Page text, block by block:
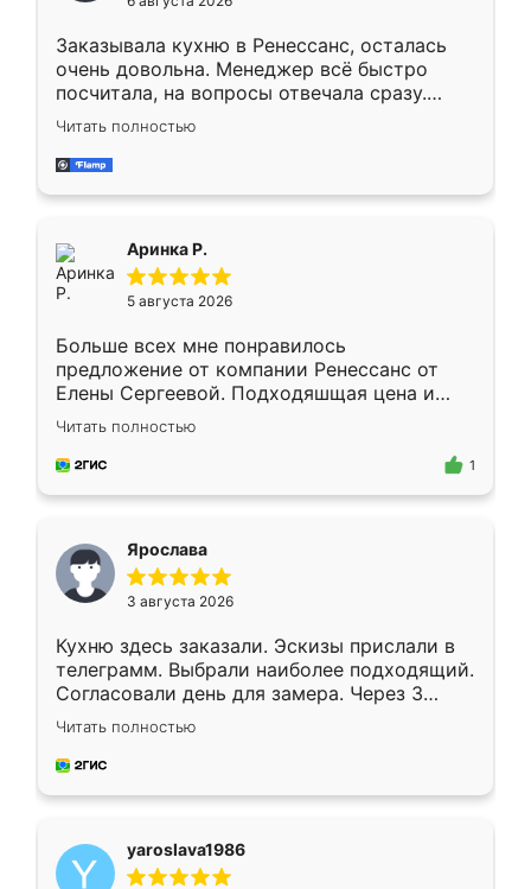
мебели буду заказывать только здесь.
Заказывала кухню в Ренессанс, осталась
очень довольна. Менеджер всё быстро
посчитала, на вопросы отвечала сразу.
Замерщик приехал в субботу, подошёл к
делу со всей ответственностью. Собрали
за день, ребята работали аккуратно, даже
Читать полностью
Аринка Р.
5 августа 2026
Больше всех мне понравилось
предложение от компании Ренессанс от
Елены Сергеевой. Подходяшщая цена и
короткие сроки изготовления. Приехавший
для замера сотрудник Владислав
предложил по моему эскизу самый
Читать полностью
1
Ярослава
3 августа 2026
Кухню здесь заказали. Эскизы прислали в
телеграмм. Выбрали наиболее подходящий.
Согласовали день для замера. Через 3
недели кухня была уже готова. Остались
довольны работой. Спасибо Ренессанс
мебель за качественную работу!
Читать полностью
yaroslava1986